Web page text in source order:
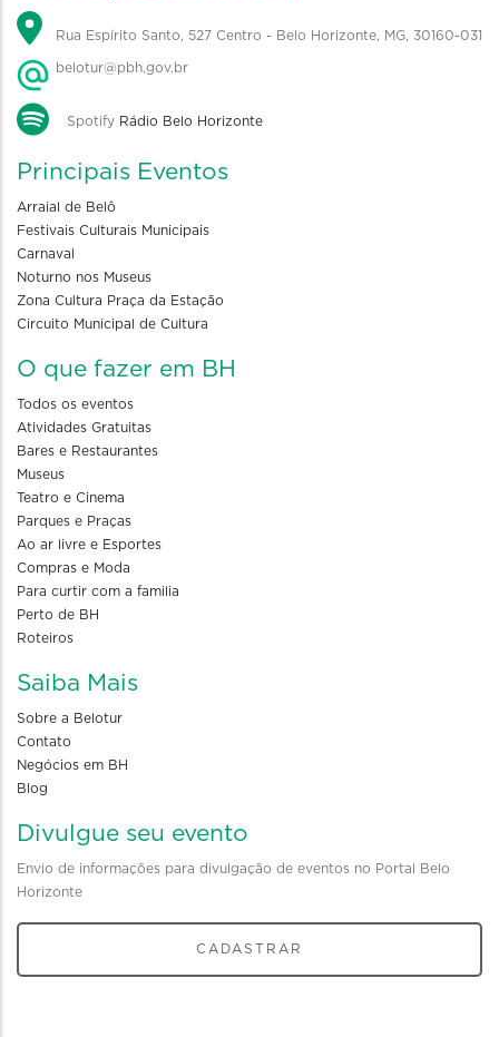
Rua Espírito Santo, 527 Centro - Belo Horizonte, MG, 30160-031
belotur@pbh.gov.br
Spotify Rádio Belo Horizonte
Principais Eventos
Arraial de Belô
Festivais Culturais Municipais
Carnaval
Noturno nos Museus
Zona Cultura Praça da Estação
Circuito Municipal de Cultura
O que fazer em BH
Todos os eventos
Atividades Gratuitas
Bares e Restaurantes
Museus
Teatro e Cinema
Parques e Praças
Ao ar livre e Esportes
Compras e Moda
Para curtir com a familia
Perto de BH
Roteiros
Saiba Mais
Sobre a Belotur
Contato
Negócios em BH
Blog
Divulgue seu evento
Envio de informações para divulgação de eventos no Portal Belo
Horizonte
CADASTRAR